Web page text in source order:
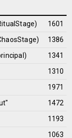
1601
1386
1341
1310
1971
1472
1193
1063